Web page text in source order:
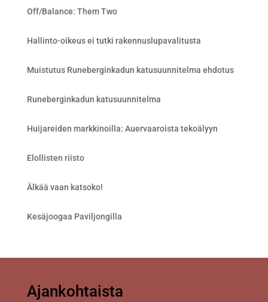
Off/Balance: Them Two
Hallinto-oikeus ei tutki rakennuslupavalitusta
Muistutus Runeberginkadun katusuunnitelma ehdotus
Runeberginkadun katusuunnitelma
Huijareiden markkinoilla: Auervaaroista tekoälyyn
Elollisten riisto
Älkää vaan katsoko!
Kesäjoogaa Paviljongilla
Ajankohtaista